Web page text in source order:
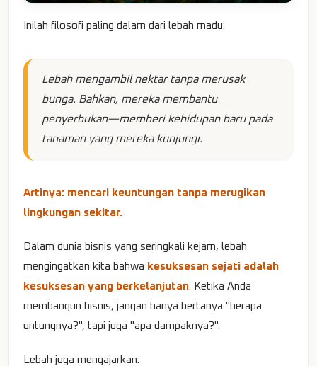
Inilah filosofi paling dalam dari lebah madu:
Lebah mengambil nektar tanpa merusak
bunga. Bahkan, mereka membantu
penyerbukan—memberi kehidupan baru pada
tanaman yang mereka kunjungi.
Artinya: mencari keuntungan tanpa merugikan
lingkungan sekitar.
Dalam dunia bisnis yang seringkali kejam, lebah
mengingatkan kita bahwa kesuksesan sejati adalah
kesuksesan yang berkelanjutan . Ketika Anda
membangun bisnis, jangan hanya bertanya "berapa
untungnya?", tapi juga "apa dampaknya?".
Lebah juga mengajarkan: